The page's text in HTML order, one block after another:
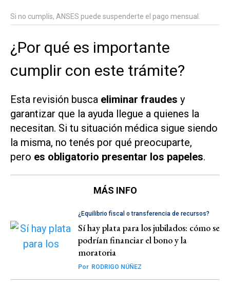
Si no cumplís, ANSES puede suspenderte el pago mensual.
¿Por qué es importante
cumplir con este trámite?
Esta revisión busca eliminar fraudes y
garantizar que la ayuda llegue a quienes la
necesitan. Si tu situación médica sigue siendo
la misma, no tenés por qué preocuparte,
pero es obligatorio presentar los papeles.
MÁS INFO
¿Equilibrio fiscal o transferencia de recursos?
Sí hay plata para los jubilados: cómo se
podrían financiar el bono y la
moratoria
Por RODRIGO NÚÑEZ